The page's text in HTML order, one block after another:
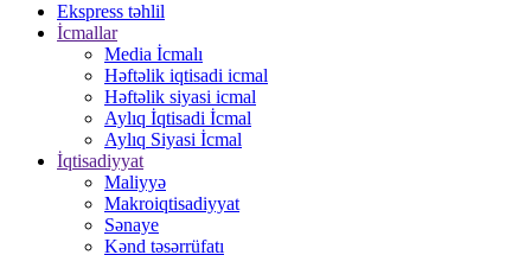
Ekspress təhlil
İcmallar
Media İcmalı
Həftəlik iqtisadi icmal
Həftəlik siyasi icmal
Aylıq İqtisadi İcmal
Aylıq Siyasi İcmal
İqtisadiyyat
Maliyyə
Makroiqtisadiyyat
Sənaye
Kənd təsərrüfatı